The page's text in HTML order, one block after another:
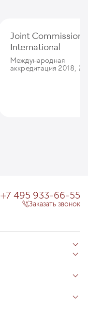
Joint Commission
International
Международная
аккредитация 2018,
+7 495 933-66-55
Заказать звонок